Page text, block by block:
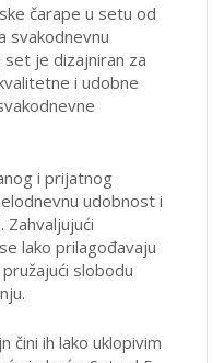
čarape u setu od
svakodnevnu
je dizajniran za
i udobne
i prijatnog
udobnost i
lako prilagođavaju
slobodu
čini ih lako uklopivim